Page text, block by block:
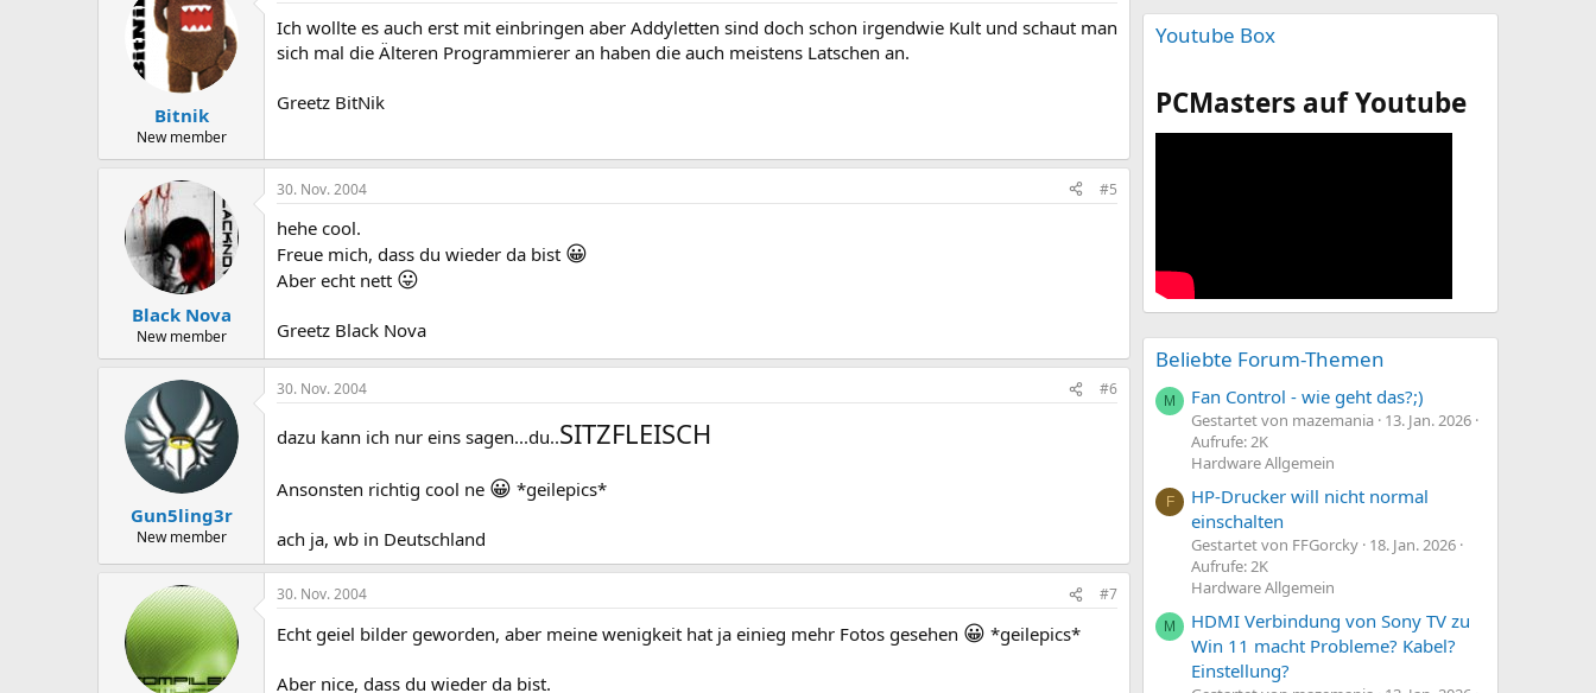
Bitnik
New member
Ich wollte es auch erst mit einbringen aber Addyletten sind doch schon irgendwie Kult und schaut man
sich mal die Älteren Programmierer an haben die auch meistens Latschen an.
Greetz BitNik
Black Nova
New member
30. Nov. 2004 #5
hehe cool.
Freue mich, dass du wieder da bist 😀
Aber echt nett 😛
Greetz Black Nova
Gun5ling3r
New member
30. Nov. 2004 #6
dazu kann ich nur eins sagen...du..SITZFLEISCH
Ansonsten richtig cool ne 😀 *geilepics*
ach ja, wb in Deutschland
30. Nov. 2004 #7
Echt geiel bilder geworden, aber meine wenigkeit hat ja einieg mehr Fotos gesehen 😀 *geilepics*
Aber nice, dass du wieder da bist.
Youtube Box
PCMasters auf Youtube
Beliebte Forum-Themen
M Fan Control - wie geht das?;)
Gestartet von mazemania 13. Jan. 2026
Aufrufe: 2K
Hardware Allgemein
F
HP-Drucker will nicht normal
einschalten
Gestartet von FFGorcky 18. Jan. 2026
Aufrufe: 2K
Hardware Allgemein
M
HDMI Verbindung von Sony TV zu
Win 11 macht Probleme? Kabel?
Einstellung?